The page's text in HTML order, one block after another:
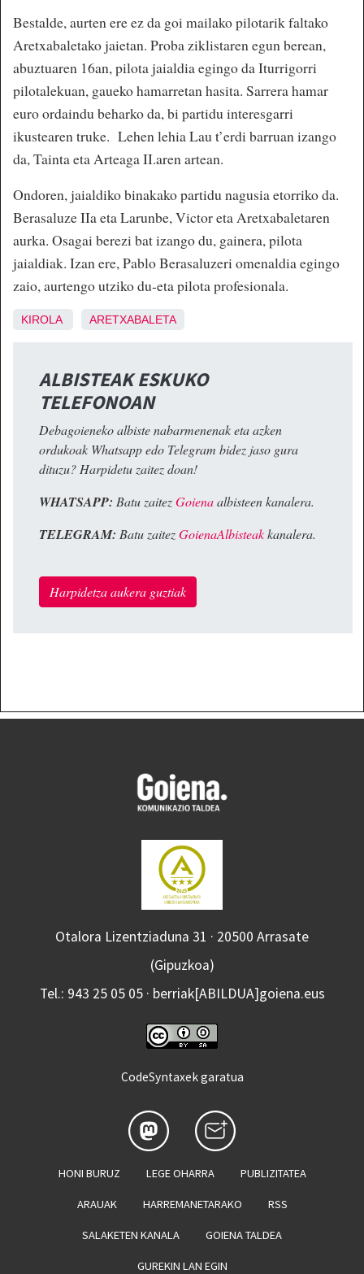
Bestalde, aurten ere ez da goi mailako pilotarik faltako
Aretxabaletako jaietan. Proba ziklistaren egun berean,
abuztuaren 16an, pilota jaialdia egingo da Iturrigorri
pilotalekuan, gaueko hamarretan hasita. Sarrera hamar
euro ordaindu beharko da, bi partidu interesgarri
ikustearen truke. Lehen lehia Lau t’erdi barruan izango
da, Tainta eta Arteaga II.aren artean.
Ondoren, jaialdiko binakako partidu nagusia etorriko da.
Berasaluze IIa eta Larunbe, Victor eta Aretxabaletaren
aurka. Osagai berezi bat izango du, gainera, pilota
jaialdiak. Izan ere, Pablo Berasaluzeri omenaldia egingo
zaio, aurtengo utziko du-eta pilota profesionala.
KIROLA ARETXABALETA
ALBISTEAK ESKUKO
TELEFONOAN
Debagoieneko albiste nabarmenenak eta azken
ordukoak Whatsapp edo Telegram bidez jaso gura
dituzu? Harpidetu zaitez doan!
WHATSAPP: Batu zaitezGoienaalbisteen kanalera.
TELEGRAM: Batu zaitezGoienaAlbisteakkanalera.
Harpidetza aukera guztiak
Otalora Lizentziaduna 31 · 20500 Arrasate
(Gipuzkoa)
Tel.: 943 25 05 05 · berriak[ABILDUA]goiena.eus
CodeSyntaxek garatua
HONI BURUZ LEGE OHARRA PUBLIZITATEA
ARAUAK HARREMANETARAKO RSS
SALAKETEN KANALA GOIENA TALDEA
GUREKIN LAN EGIN